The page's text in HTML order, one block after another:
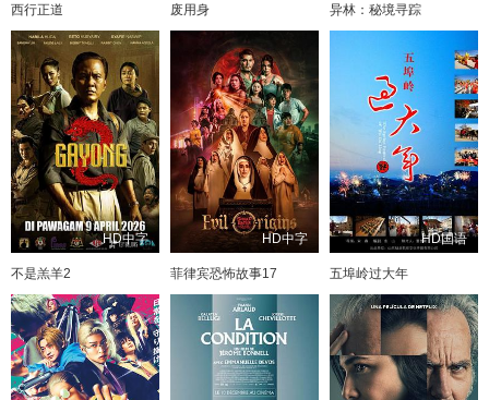
西行正道 废用身 异林：秘境寻踪
HD中字
不是羔羊2
HD中字
菲律宾恐怖故事17
HD国语
五埠岭过大年